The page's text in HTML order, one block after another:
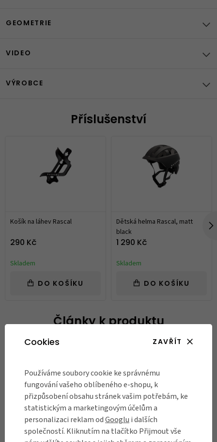
GEOMETRIE
VIDEO
VÝROBCE
Příslušenství
Košík na láhev Rascal
290 Kč
Skladem
DO KOŠÍKU
Dětská helma Rascal, matt
black
1 290 Kč
Skladem
DO KOŠÍKU
Články k produktu
PRO DĚTI
RASCAL Sapphire je
Cookies ZAVŘÍT
Používáme soubory cookie ke správnému
fungování vašeho oblíbeného e-shopu, k
přizpůsobení obsahu stránek vašim potřebám, ke
statistickým a marketingovým účelům a
personalizaci reklam odGooglu i dalších
společností. Kliknutím na tlačítko Přijmout vše